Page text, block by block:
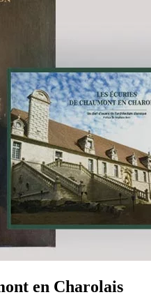
en Charolais